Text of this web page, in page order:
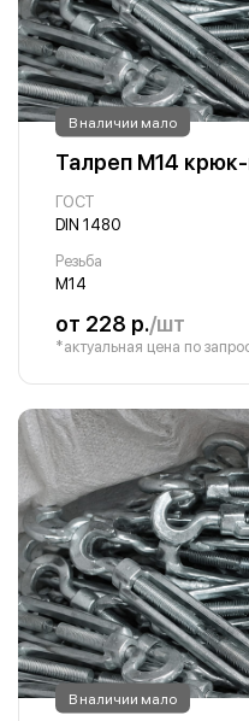
В наличии мало
Талреп М14
ГОСТ
DIN 1480
Резьба
М14
от 228 р./шт
*актуальная цена по
В наличии мало